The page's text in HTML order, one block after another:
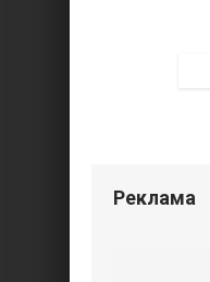
Реклама